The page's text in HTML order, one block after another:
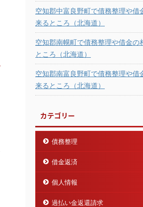
空知郡中富良野町で債務整理や借
来るところ（北海道）
空知郡南幌町で債務整理や借金の
ところ（北海道）
空知郡南富良野町で債務整理や借
来るところ（北海道）
カテゴリー
債務整理
借金返済
個人情報
過払い金返還請求